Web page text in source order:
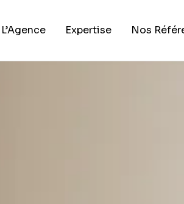
L’Agence Expertise Nos
: attirer